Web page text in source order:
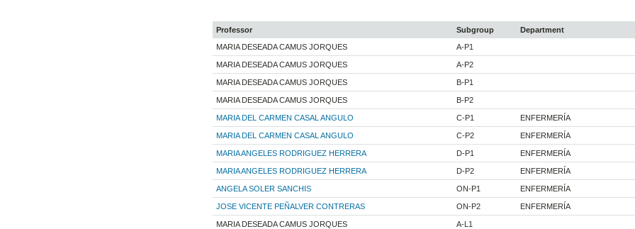
Professor Subgroup Department
MARIA DESEADA CAMUS JORQUES
A-P1
MARIA DESEADA CAMUS JORQUES A-P2
MARIA DESEADA CAMUS JORQUES B-P1
MARIA DESEADA CAMUS JORQUES B-P2
MARIA DEL CARMEN CASAL ANGULO C-P1 ENFERMERÍA
MARIA DEL CARMEN CASAL ANGULO C-P2 ENFERMERÍA
MARIA ANGELES RODRIGUEZ HERRERA D-P1 ENFERMERÍA
MARIA ANGELES RODRIGUEZ HERRERA D-P2 ENFERMERÍA
ANGELA SOLER SANCHIS ON-P1 ENFERMERÍA
JOSE VICENTE PEÑALVER CONTRERAS ON-P2 ENFERMERÍA
MARIA DESEADA CAMUS JORQUES A-L1